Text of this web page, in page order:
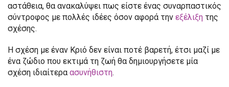
αστάθεια, θα ανακαλύψει πως είστε ένας συναρπαστικός
σύντροφος με πολλές ιδέες όσον αφορά την εξέλιξη της
σχέσης.
Η σχέση με έναν Κριό δεν είναι ποτέ βαρετή, έτσι μαζί με
ένα ζώδιο που εκτιμά τη ζωή θα δημιουργήσετε μία
σχέση ιδιαίτερα ασυνήθιστη.